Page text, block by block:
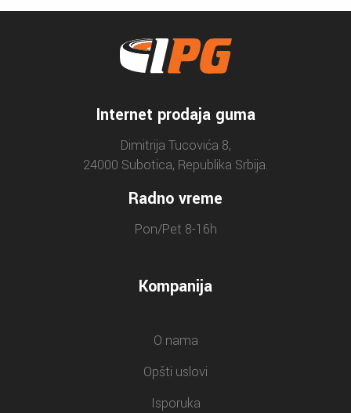
Internet prodaja guma
Dimitrija Tucovića 8,
24000 Subotica, Republika Srbija.
Radno vreme
Pon/Pet 8-16h
Kompanija
O nama
Opšti uslovi
Isporuka